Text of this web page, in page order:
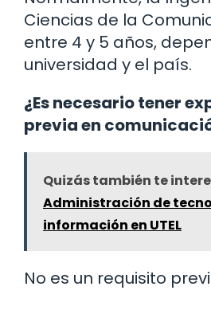
Ciencias de la
entre 4 y 5 años,
universidad y el país.
¿Es necesario tener
previa en
Quizás también te
Administración de
información en UTEL
No es un requisito